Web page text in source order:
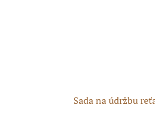
Sada na údržbu